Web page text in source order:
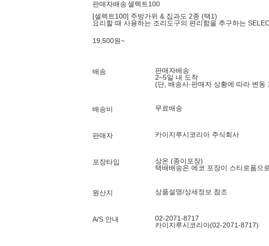
판매자배송셀렉트100
[셀렉트100] 주방가위 & 집과도 2종 (택1)
요리할 때 사용하는 조리도구의 편리함을 추구하는
19,500원~
배송
판매자배송
2~5일 내 도착
(단, 배송사·판매자 상황에 따라 변동
배송비 무료배송
판매자 카이지루시코리아 주식회사
포장타입
상온 (종이포장)
택배배송은 에코 포장이 스티로폼으
원산지 상품설명/상세정보 참조
A/S 안내
02-2071-8717
카이지루시코리아(02-2071-8717)